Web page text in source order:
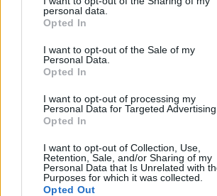
personal data.
Opted In
I want to opt-out of the Sale of my
Personal Data.
Opted In
I want to opt-out of processing my
Personal Data for Targeted Advertising.
Opted In
I want to opt-out of Collection, Use,
Retention, Sale, and/or Sharing of my
Personal Data that Is Unrelated with
Purposes for which it was collected.
Opted Out
kitermelés után szintén egy
osztályozzák, és szelektálják. Az 5.
ez a munkafolyamat zajlik éppen.
A FENNTARTHATÓSÁG AZ
KIEMELT ÉS OSZTÁLYOZOTT
KÉSŐBBIEKBEN AKÁR